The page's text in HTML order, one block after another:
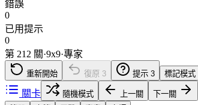
錯誤
0
已用提示
0
第 212 關·9x9·專家
重新開始 復原 3 提示 3 標記模式
關卡 隨機模式 上一關
下一關